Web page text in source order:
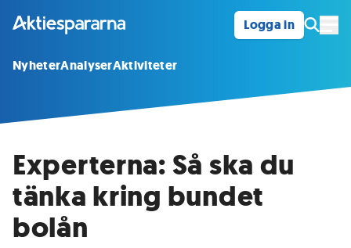
Logga in
NyheterAnalyserAktiviteter
Experterna: Så ska du
tänka kring bundet
bolån